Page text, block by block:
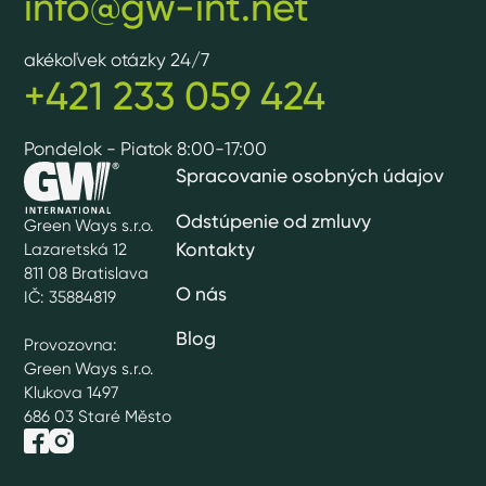
Green Ways s.r.o.
Lazaretská 12
811 08 Bratislava
IČ: 35884819
Provozovna:
Green Ways s.r.o.
Klukova 1497
686 03 Staré Město
Spracovanie osobných údajov
Odstúpenie od zmluvy
Kontakty
O nás
Blog
akékoľvek otázky 24/7
+421 233 059 424
Pondelok - Piatok 8:00-17:00